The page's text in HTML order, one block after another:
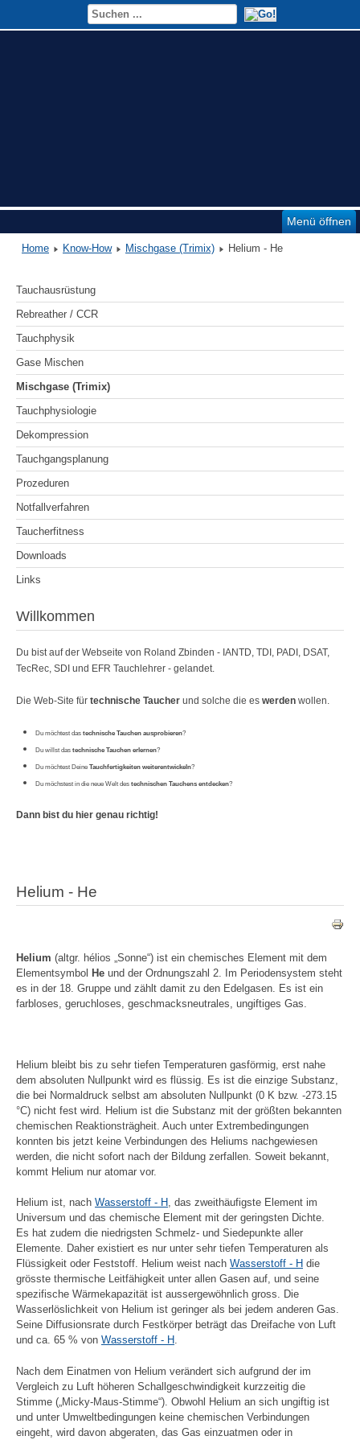
Menü öffnen
Home Know-How Mischgase (Trimix) Helium - He
Tauchausrüstung
Rebreather / CCR
Tauchphysik
Gase Mischen
Mischgase (Trimix)
Tauchphysiologie
Dekompression
Tauchgangsplanung
Prozeduren
Notfallverfahren
Taucherfitness
Downloads
Links
Willkommen
Du bist auf der Webseite von Roland Zbinden - IANTD, TDI, PADI, DSAT,
TecRec, SDI und EFR Tauchlehrer - gelandet.
Die Web-Site für technische Taucher und solche die es werden wollen.
Du möchtest das technische Tauchen ausprobieren?
Du willst das technische Tauchen erlernen?
Du möchtest Deine Tauchfertigkeiten weiterentwickeln?
Du möchstest in die neue Welt des technischen Tauchens entdecken?
Dann bist du hier genau richtig!
Helium - He
Helium (altgr. hélios „Sonne“) ist ein chemisches Element mit dem
Elementsymbol He und der Ordnungszahl 2. Im Periodensystem steht
es in der 18. Gruppe und zählt damit zu den Edelgasen. Es ist ein
farbloses, geruchloses, geschmacksneutrales, ungiftiges Gas.
Helium bleibt bis zu sehr tiefen Temperaturen gasförmig, erst nahe
dem absoluten Nullpunkt wird es flüssig. Es ist die einzige Substanz,
die bei Normaldruck selbst am absoluten Nullpunkt (0 K bzw. -273.15
°C) nicht fest wird. Helium ist die Substanz mit der größten bekannten
chemischen Reaktionsträgheit. Auch unter Extrembedingungen
konnten bis jetzt keine Verbindungen des Heliums nachgewiesen
werden, die nicht sofort nach der Bildung zerfallen. Soweit bekannt,
kommt Helium nur atomar vor.
Helium ist, nach Wasserstoff - H, das zweithäufigste Element im
Universum und das chemische Element mit der geringsten Dichte.
Es hat zudem die niedrigsten Schmelz- und Siedepunkte aller
Elemente. Daher existiert es nur unter sehr tiefen Temperaturen als
Flüssigkeit oder Feststoff. Helium weist nach Wasserstoff - H die
grösste thermische Leitfähigkeit unter allen Gasen auf, und seine
spezifische Wärmekapazität ist aussergewöhnlich gross. Die
Wasserlöslichkeit von Helium ist geringer als bei jedem anderen Gas.
Seine Diffusionsrate durch Festkörper beträgt das Dreifache von Luft
und ca. 65 % von Wasserstoff - H.
Nach dem Einatmen von Helium verändert sich aufgrund der im
Vergleich zu Luft höheren Schallgeschwindigkeit kurzzeitig die
Stimme („Micky-Maus-Stimme“). Obwohl Helium an sich ungiftig ist
und unter Umweltbedingungen keine chemischen Verbindungen
eingeht, wird davon abgeraten, das Gas einzuatmen oder in